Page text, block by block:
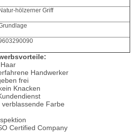
Natur-hölzerner Griff
Handwerker
frei
Knacken
verblassende Farbe
Certified Company